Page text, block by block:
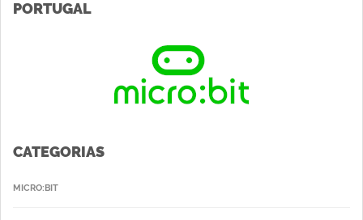
PORTUGAL
CATEGORIAS
MICRO:BIT